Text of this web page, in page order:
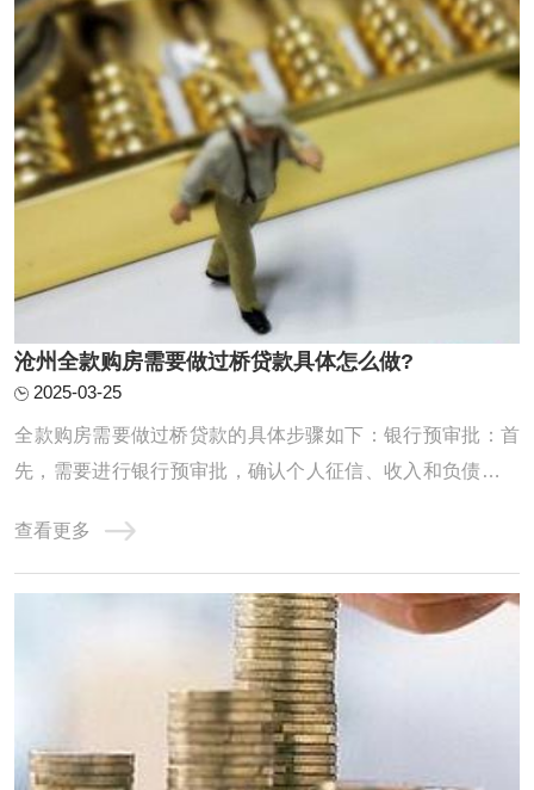
沧州全款购房需要做过桥贷款具体怎么做?
2025-03-25
‌全款购房需要做过桥贷款的具体步骤如下‌：‌银行预审批‌：首
先，需要进行银行预审批，确认个人征信、收入和负债情况
的费用。例如，如果需要过桥50万，就必须确认银行能否贷
出这么多钱‌。‌计算过桥费用‌：在确认银行预审批通过后，需
要计算过桥费用。从出资日开 ...
查看更多